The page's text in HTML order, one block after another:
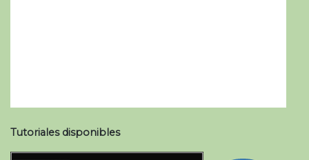
Tutoriales disponibles